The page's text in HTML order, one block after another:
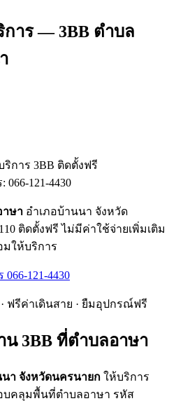
าร — 3BB ตำบล
การ 3BB ติดตั้งฟรี
066-121-4430
าษา อำเภอบ้านนา จังหวัด
ติดตั้งฟรี ไม่มีค่าใช้จ่ายเพิ่มเติม
ให้บริการ
066-121-4430
ฟรีค่าเดินสาย · ยืมอุปกรณ์ฟรี
น 3BB ที่ตำบลอาษา
นา จังหวัดนครนายก ให้บริการ
บคลุมพื้นที่ตำบลอาษา รหัส